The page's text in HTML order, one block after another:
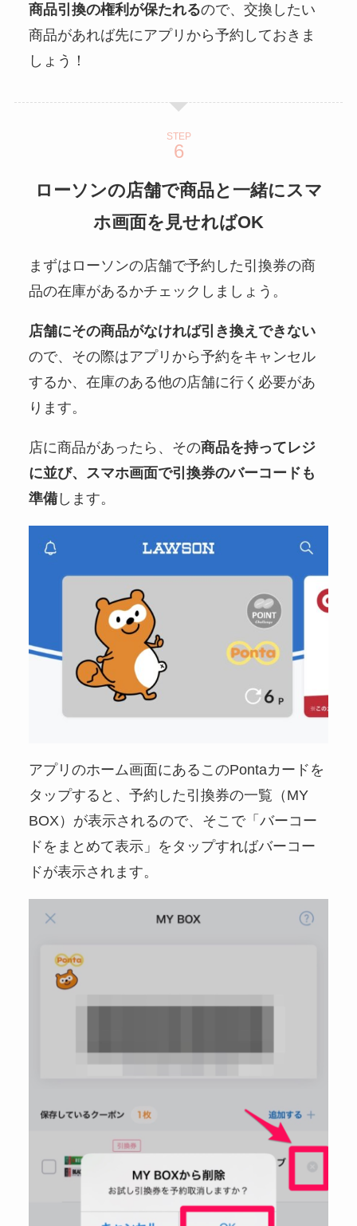
商品引換の権利が保たれるので、交換したい
商品があれば先にアプリから予約しておきま
しょう！
STEP
ローソンの店舗で商品と一緒にスマ
ホ画面を見せればOK
まずはローソンの店舗で予約した引換券の商
品の在庫があるかチェックしましょう。
店舗にその商品がなければ引き換えできない
ので、その際はアプリから予約をキャンセル
するか、在庫のある他の店舗に行く必要があ
ります。
店に商品があったら、その商品を持ってレジ
に並び、スマホ画面で引換券のバーコードも
準備します。
アプリのホーム画面にあるこのPontaカードを
タップすると、予約した引換券の一覧（MY
BOX）が表示されるので、そこで「バーコー
ドをまとめて表示」をタップすればバーコー
ドが表示されます。